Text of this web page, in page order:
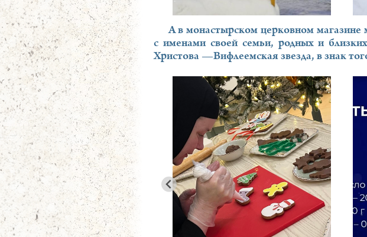
А в монастырском церковном
с именами своей семьи, родных и
Христова —Вифлеемская звезда, в знак